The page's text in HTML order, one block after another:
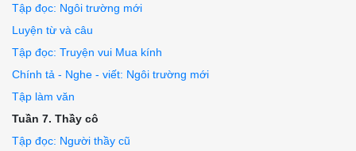
Tập đọc: Ngôi trường mới
Luyện từ và câu
Tập đọc: Truyện vui Mua kính
Chính tả - Nghe - viết: Ngôi trường mới
Tập làm văn
Tuần 7. Thầy cô
Tập đọc: Người thầy cũ